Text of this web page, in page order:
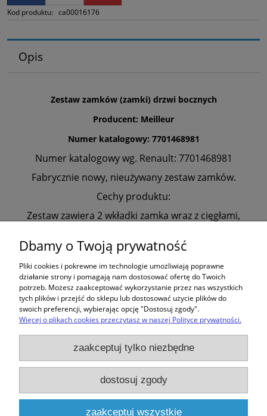
Kod produktu: ca00016176
Opis
Zestaw zamków (zamki) drzwi bocznych
Producent: Meilleur
Numer katalogowy: 7701468981
Numer katalogowy wg. Renault: 7701468981
Fabrycznie nowy, nieużywany zestaw zamków.
Cechy produktu:
Zestaw zawiera 2 wkładki zamka wraz z cięgłami,
Obudowa kluczyków wg. załączonych fotografii.
Produkt pasuje do modeli:
Clio II, Thalia, Megane I, Megane Scenic
Zakupy
Pomoc
Moje konto
Dbamy o Twoją prywatność
Pliki cookies i pokrewne im technologie umożliwiają poprawne
działanie strony i pomagają nam dostosować ofertę do Twoich
potrzeb. Możesz zaakceptować wykorzystanie przez nas wszystkich
tych plików i przejść do sklepu lub dostosować użycie plików do
swoich preferencji, wybierając opcję "Dostosuj zgody".
Więcej o plikach cookies przeczytasz w naszej Polityce prywatności.
zaakceptuj tylko niezbędne
dostosuj zgody
zaakceptuj wszystkie